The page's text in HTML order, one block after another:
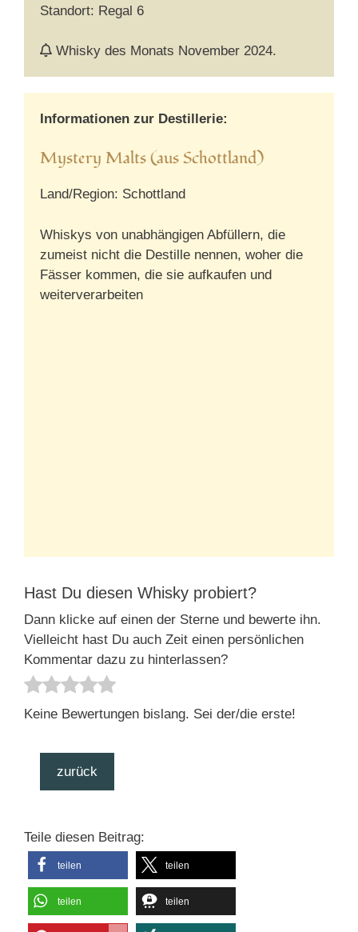
Standort: Regal 6
Whisky des Monats November 2024.
Informationen zur Destillerie:
Mystery Malts (aus Schottland)
Land/Region: Schottland
Whiskys von unabhängigen Abfüllern, die
zumeist nicht die Destille nennen, woher die
Fässer kommen, die sie aufkaufen und
weiterverarbeiten
Hast Du diesen Whisky probiert?
Dann klicke auf einen der Sterne und bewerte ihn.
Vielleicht hast Du auch Zeit einen persönlichen
Kommentar dazu zu hinterlassen?
Keine Bewertungen bislang. Sei der/die erste!
zurück
Teile diesen Beitrag:
teilen teilen
teilen teilen